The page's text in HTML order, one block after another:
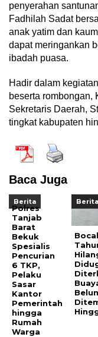
penyerahan
Fadhilah Sadat
anak yatim dan
dapat meringankan
ibadah puasa.
Hadir dalam
beserta rombongan,
Sekretaris Daerah,
tingkat kabupaten
Baca Juga
Berita
Polres
Tanjab
Barat
Bekuk
Spesialis
Pencurian
6 TKP,
Pelaku
Sasar
Kantor
Pemerintah
hingga
Rumah
Warga
Berita